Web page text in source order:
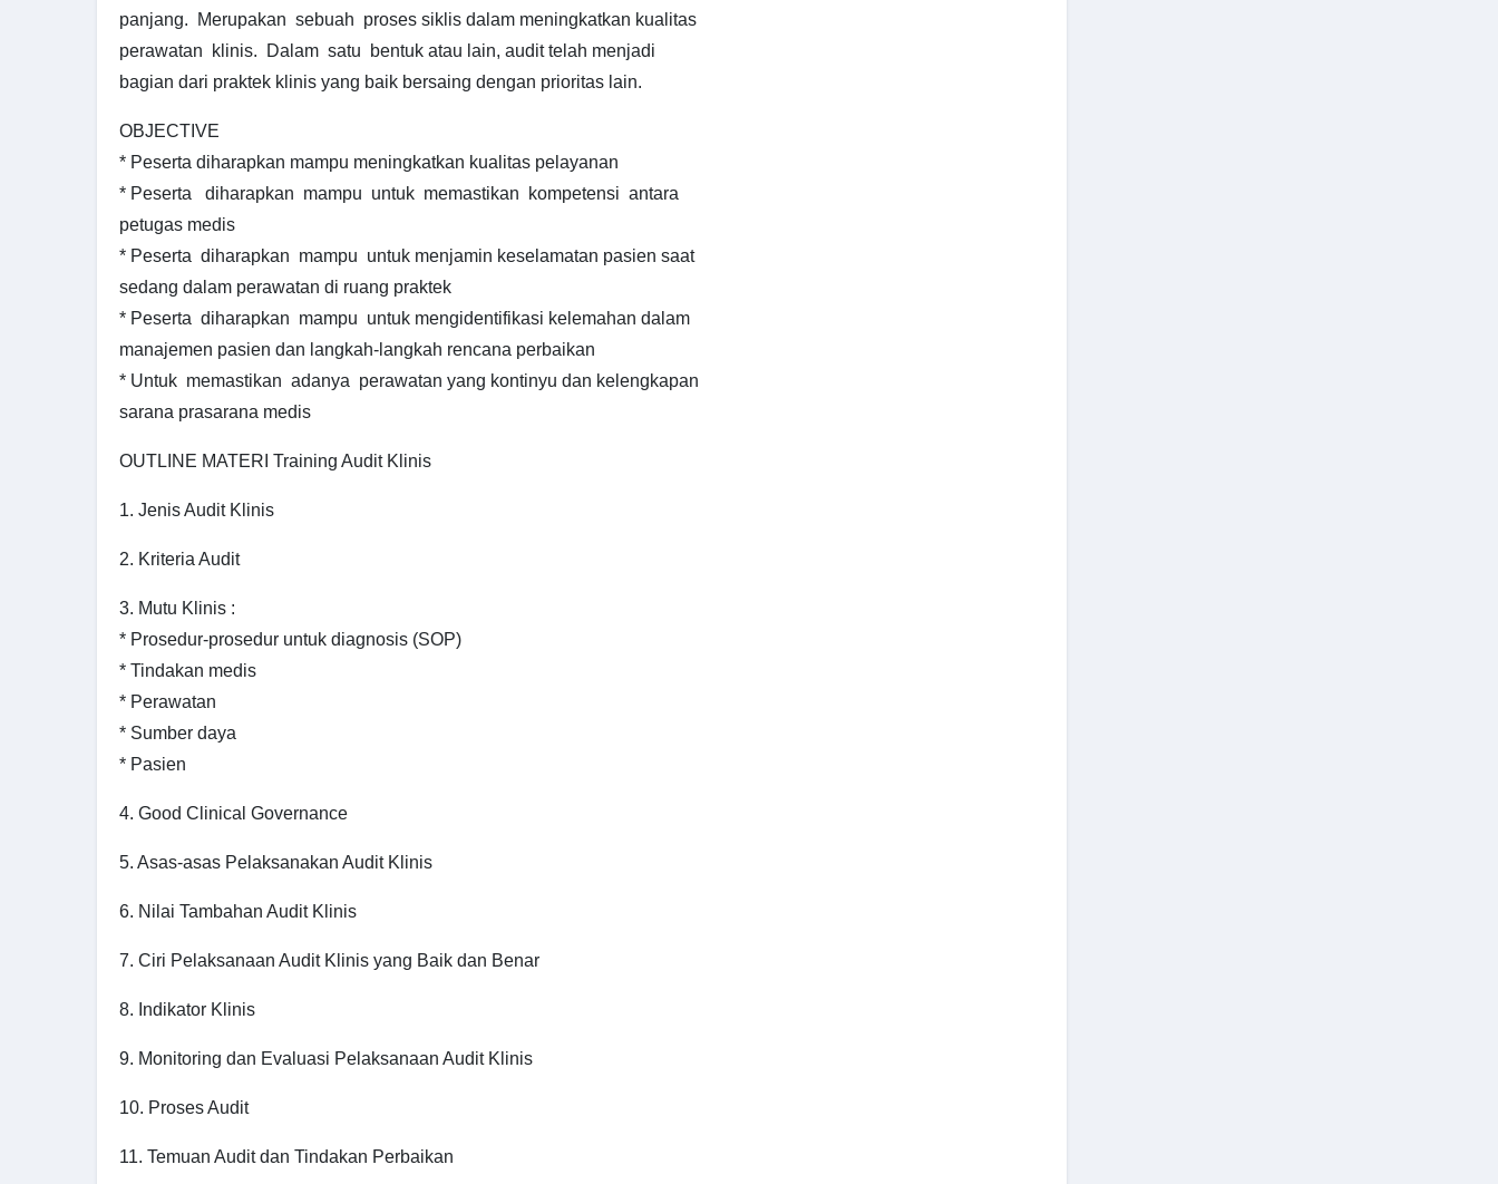
panjang. Merupakan sebuah proses siklis dalam meningkatkan kualitas
perawatan klinis. Dalam satu bentuk atau lain, audit telah menjadi
bagian dari praktek klinis yang baik bersaing dengan prioritas lain.
OBJECTIVE
* Peserta diharapkan mampu meningkatkan kualitas pelayanan
* Peserta diharapkan mampu untuk memastikan kompetensi antara
petugas medis
* Peserta diharapkan mampu untuk menjamin keselamatan pasien saat
sedang dalam perawatan di ruang praktek
* Peserta diharapkan mampu untuk mengidentifikasi kelemahan dalam
manajemen pasien dan langkah-langkah rencana perbaikan
* Untuk memastikan adanya perawatan yang kontinyu dan kelengkapan
sarana prasarana medis
OUTLINE MATERI Training Audit Klinis
1. Jenis Audit Klinis
2. Kriteria Audit
3. Mutu Klinis :
* Prosedur-prosedur untuk diagnosis (SOP)
* Tindakan medis
* Perawatan
* Sumber daya
* Pasien
4. Good Clinical Governance
5. Asas-asas Pelaksanakan Audit Klinis
6. Nilai Tambahan Audit Klinis
7. Ciri Pelaksanaan Audit Klinis yang Baik dan Benar
8. Indikator Klinis
9. Monitoring dan Evaluasi Pelaksanaan Audit Klinis
10. Proses Audit
11. Temuan Audit dan Tindakan Perbaikan